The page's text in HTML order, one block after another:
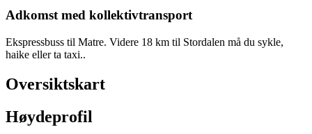
Adkomst med kollektivtransport
Ekspressbuss til Matre. Videre 18 km til Stordalen må du sykle,
haike eller ta taxi..
Oversiktskart
Høydeprofil